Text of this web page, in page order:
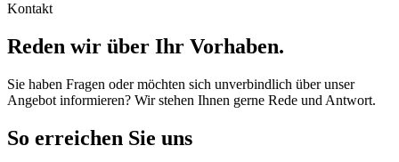
Kontakt
Reden wir über Ihr Vorhaben.
Sie haben Fragen oder möchten sich unverbindlich über unser
Angebot informieren? Wir stehen Ihnen gerne Rede und Antwort.
So erreichen Sie uns